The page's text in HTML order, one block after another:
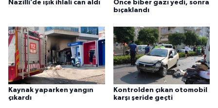
Nazilli’de ışık ihlali can aldı
Önce biber gazı yedi, sonra
bıçaklandı
Kaynak yaparken yangın
çıkardı
Kontrolden çıkan otomobil
karşı şeride geçti